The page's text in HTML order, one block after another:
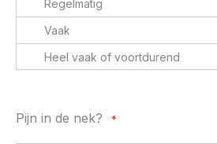
Pijn in de nek? *